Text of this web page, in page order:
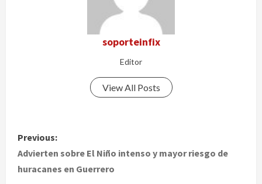
soporteinfix
Editor
View All Posts
P
o
Previous:
Advierten sobre El Niño intenso y mayor riesgo de
huracanes en Guerrero